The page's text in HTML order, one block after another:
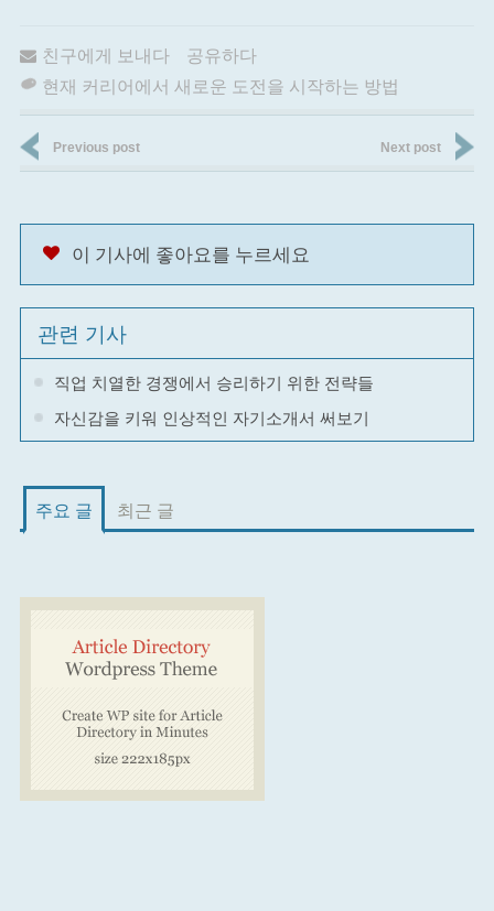
친구에게 보내다
공유하다
현재 커리어에서 새로운 도전을 시작하는 방법
Previous post Next post
이 기사에 좋아요를 누르세요
관련 기사
직업 치열한 경쟁에서 승리하기 위한 전략들
자신감을 키워 인상적인 자기소개서 써보기
주요 글 최근 글